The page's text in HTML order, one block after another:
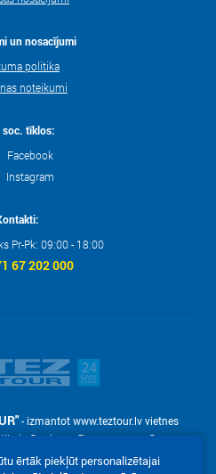
un nosacījumi
politika
noteikumi
soc. tīklos:
Facebook
Instagram
Pr-Pk: 09:00 - 18:00
67 202 000
- izmantot www.teztour.lv vietnes
pēc pieprasījuma – ar uzņēmuma
SIA "TEZ TOUR".
ērtāk piekļūt personalizētajai